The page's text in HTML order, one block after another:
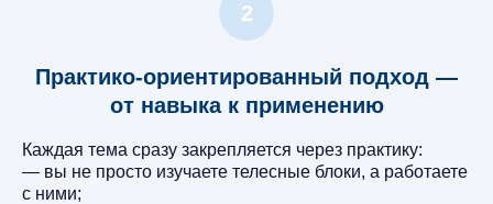
Практико-ориентированный подход —
от навыка к применению
Каждая тема сразу закрепляется через практику:
— вы не просто изучаете телесные блоки, а работаете
с ними;